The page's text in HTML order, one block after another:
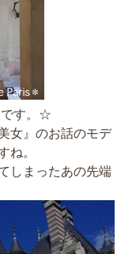
す。☆
女』のお話のモデ
ね。
しまったあの先端